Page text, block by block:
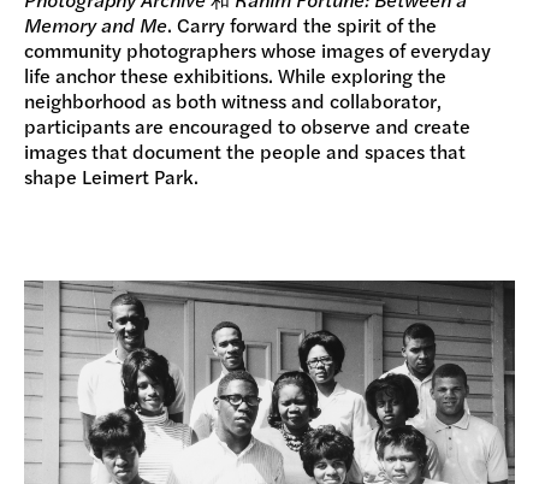
Memory and Me. Carry forward the spirit of the
community photographers whose images of everyday
life anchor these exhibitions. While exploring the
neighborhood as both witness and collaborator,
participants are encouraged to observe and create
images that document the people and spaces that
shape Leimert Park.